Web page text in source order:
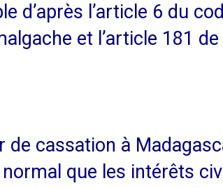
d’après l’article 6 du
et l’article 181
de cassation à
que les intérêts